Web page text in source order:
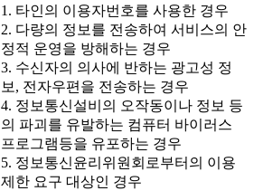
1. 타인의 이용자번호를 사용한 경우
2. 다량의 정보를 전송하여 서비스의 안
정적 운영을 방해하는 경우
3. 수신자의 의사에 반하는 광고성 정
보, 전자우편을 전송하는 경우
4. 정보통신설비의 오작동이나 정보 등
의 파괴를 유발하는 컴퓨터 바이러스
프로그램등을 유포하는 경우
5. 정보통신윤리위원회로부터의 이용
제한 요구 대상인 경우